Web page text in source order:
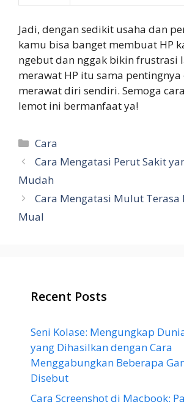
Jadi, dengan sedikit usaha dan
kamu bisa banget membuat HP
ngebut dan nggak bikin frustrasi
merawat HP itu sama pentingnya
merawat diri sendiri. Semoga
lemot ini bermanfaat ya!
Categories
Cara
Cara Mengatasi Perut Sakit
Mudah
Cara Mengatasi Mulut Terasa
Mual
Recent Posts
Seni Kolase: Mengungkap
yang Dihasilkan dengan Cara
Menggabungkan Beberapa
Disebut
Cara Screenshot di Macbook: